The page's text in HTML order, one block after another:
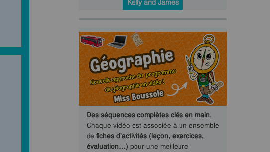
Kelly and James
Des séquences complètes clés en main.
Chaque vidéo est associée à un ensemble
de fiches d'activités (leçon, exercices,
évaluation…) pour une meilleure